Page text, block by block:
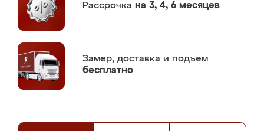
Рассрочка на 3, 4, 6 месяцев
Замер, доставка и подъем
бесплатно